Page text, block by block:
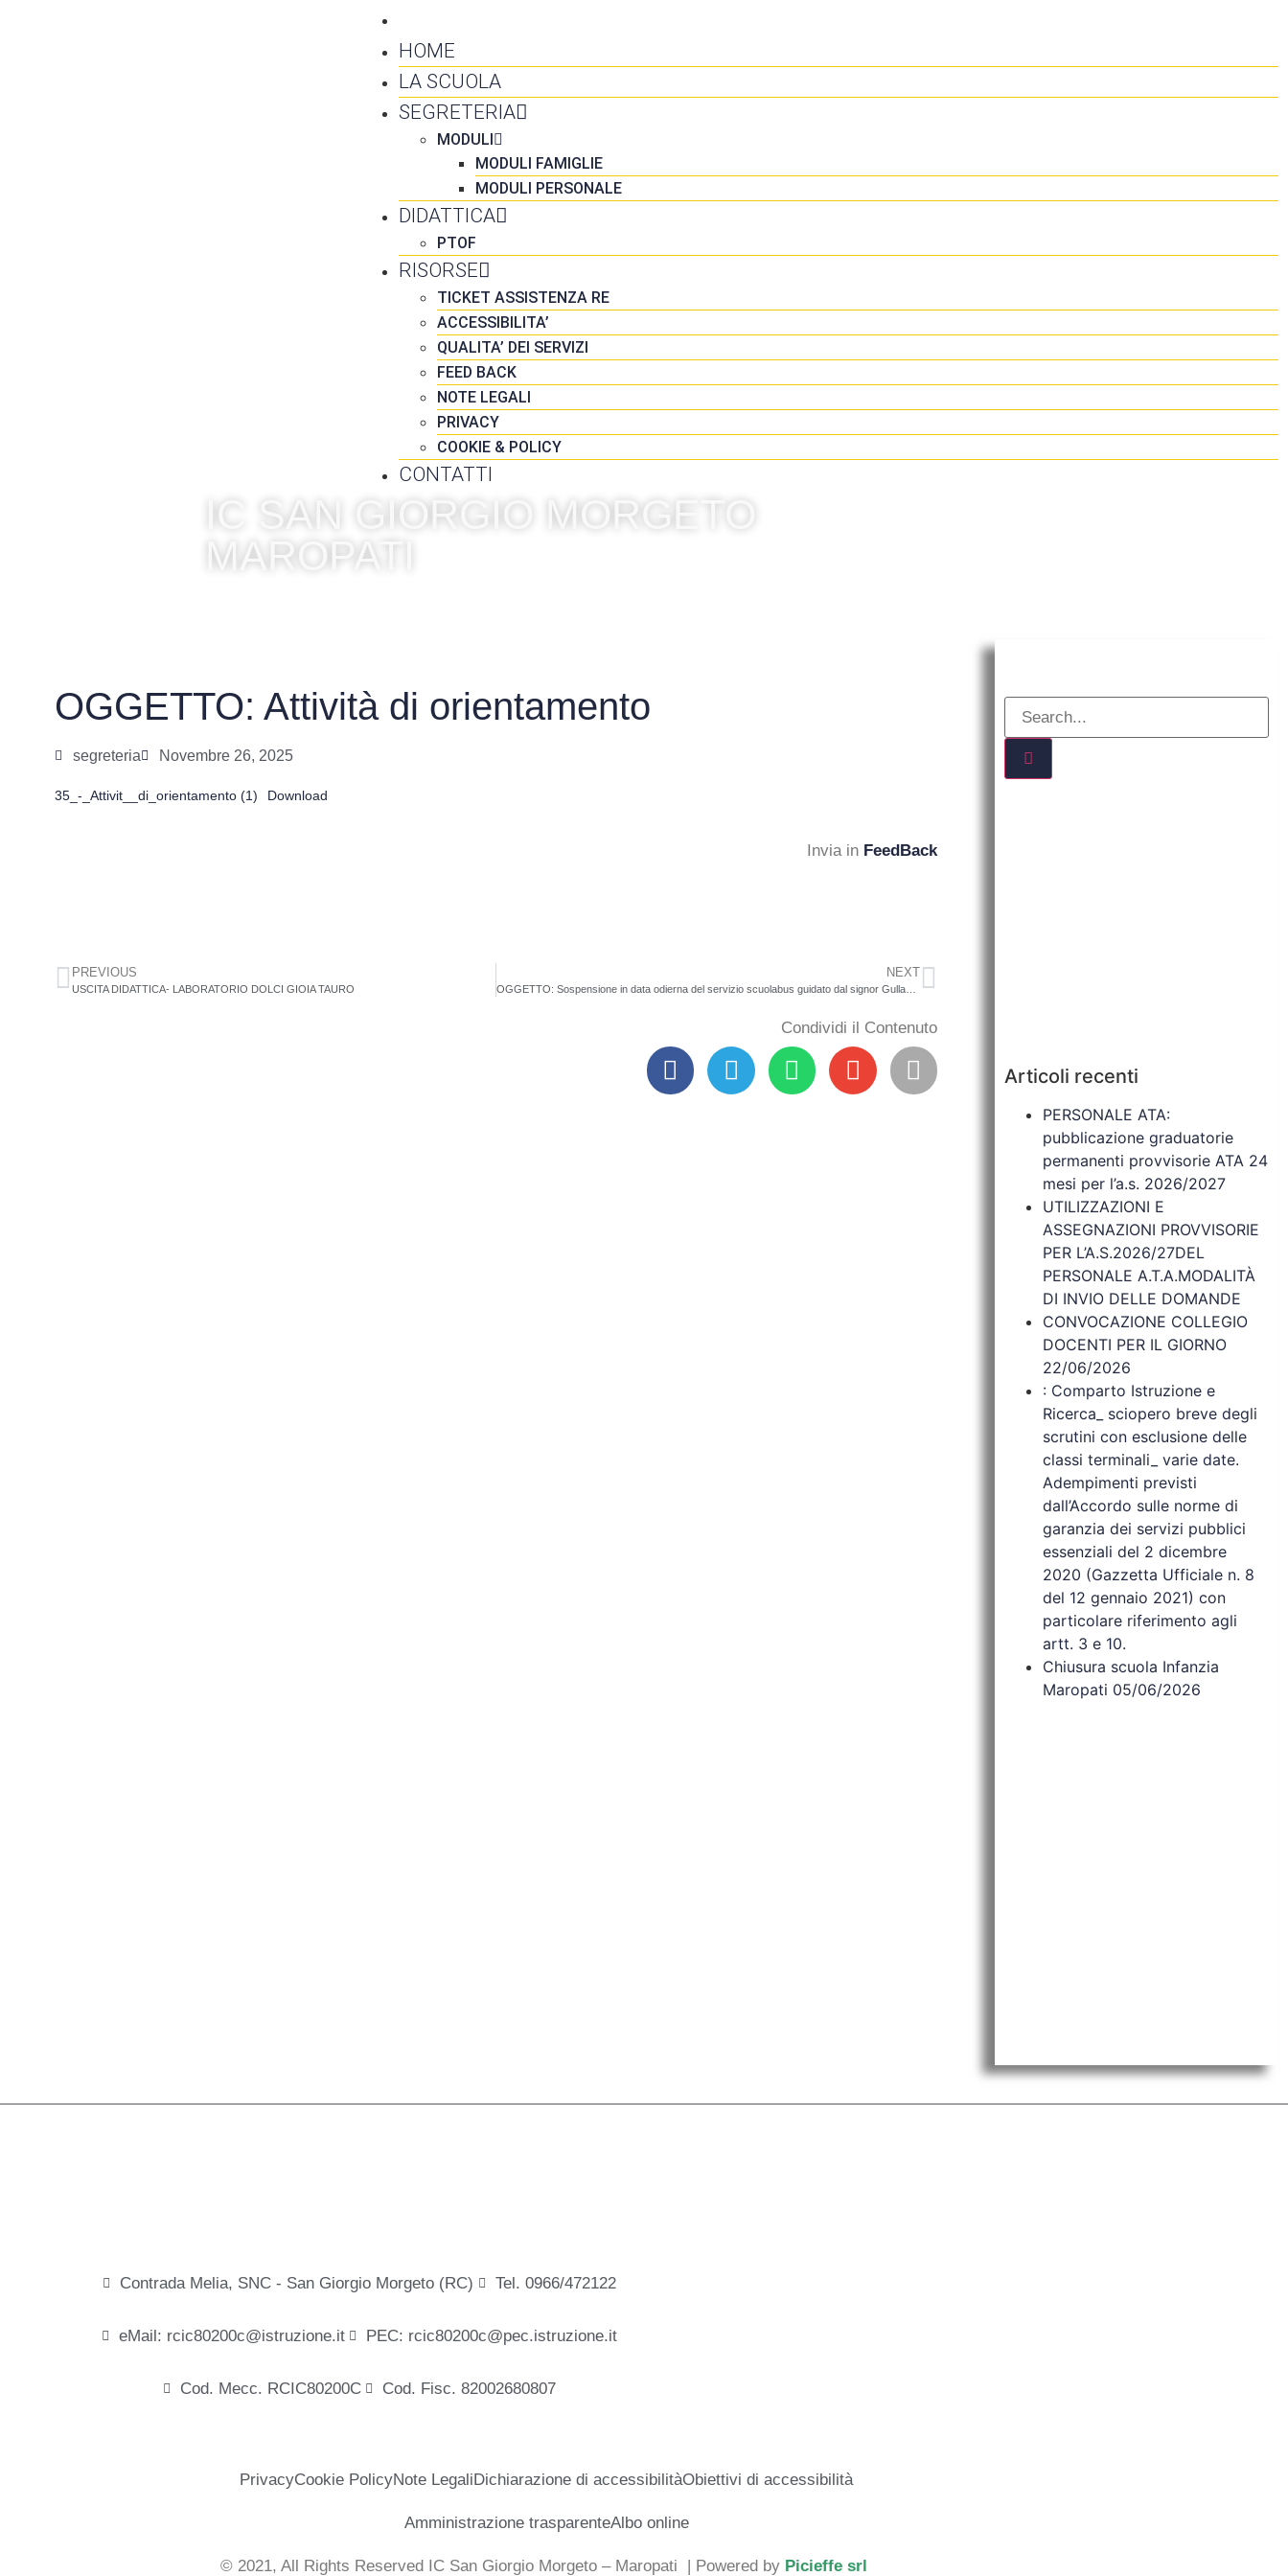
HOME
LA SCUOLA
SEGRETERIA
MODULI
MODULI FAMIGLIE
MODULI PERSONALE
DIDATTICA
PTOF
RISORSE
TICKET ASSISTENZA RE
ACCESSIBILITA’
QUALITA’ DEI SERVIZI
FEED BACK
NOTE LEGALI
PRIVACY
COOKIE & POLICY
CONTATTI
IC SAN GIORGIO MORGETO
MAROPATI
OGGETTO: Attività di orientamento
segreteria Novembre 26, 2025
35_-_Attivit__di_orientamento (1) Download
Invia in FeedBack
PREVIOUS
USCITA DIDATTICA- LABORATORIO DOLCI GIOIA TAURO
NEXT
Condividi il Contenuto
Articoli recenti
PERSONALE ATA:
pubblicazione graduatorie
permanenti provvisorie ATA 24
mesi per l’a.s. 2026/2027
UTILIZZAZIONI E
ASSEGNAZIONI PROVVISORIE
PER L’A.S.2026/27DEL
PERSONALE A.T.A.MODALITÀ
DI INVIO DELLE DOMANDE
CONVOCAZIONE COLLEGIO
DOCENTI PER IL GIORNO
22/06/2026
: Comparto Istruzione e
Ricerca_ sciopero breve degli
scrutini con esclusione delle
classi terminali_ varie date.
Adempimenti previsti
dall’Accordo sulle norme di
garanzia dei servizi pubblici
essenziali del 2 dicembre
2020 (Gazzetta Ufficiale n. 8
del 12 gennaio 2021) con
particolare riferimento agli
artt. 3 e 10.
Chiusura scuola Infanzia
Maropati 05/06/2026
Contrada Melia, SNC - San Giorgio Morgeto (RC) Tel. 0966/472122
eMail: rcic80200c@istruzione.it PEC: rcic80200c@pec.istruzione.it
Cod. Mecc. RCIC80200C Cod. Fisc. 82002680807
PrivacyCookie PolicyNote LegaliDichiarazione di accessibilitàObiettivi di accessibilità
Amministrazione trasparenteAlbo online
© 2021, All Rights Reserved IC San Giorgio Morgeto – Maropati | Powered by Picieffe srl